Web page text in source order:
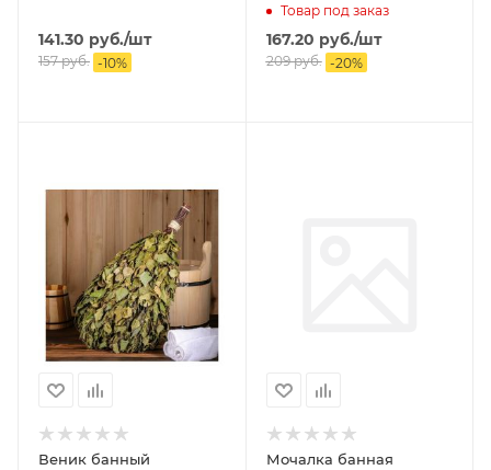
141.30 руб./шт
157руб. -10%
Товар под заказ
167.20 руб./шт
209руб. -20%
Веник банный
Мочалка банная